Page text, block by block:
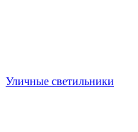
Уличные светильники